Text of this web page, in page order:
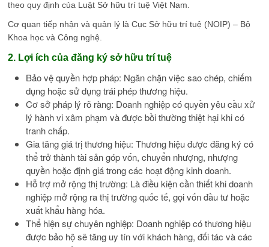
theo quy định của Luật Sở hữu trí tuệ Việt Nam.
Cơ quan tiếp nhận và quản lý là Cục Sở hữu trí tuệ (NOIP) – Bộ
Khoa học và Công nghệ.
2. Lợi ích của đăng ký sở hữu trí tuệ
Bảo vệ quyền hợp pháp: Ngăn chặn việc sao chép, chiếm
dụng hoặc sử dụng trái phép thương hiệu.
Cơ sở pháp lý rõ ràng: Doanh nghiệp có quyền yêu cầu xử
lý hành vi xâm phạm và được bồi thường thiệt hại khi có
tranh chấp.
Gia tăng giá trị thương hiệu: Thương hiệu được đăng ký có
thể trở thành tài sản góp vốn, chuyển nhượng, nhượng
quyền hoặc định giá trong các hoạt động kinh doanh.
Hỗ trợ mở rộng thị trường: Là điều kiện cần thiết khi doanh
nghiệp mở rộng ra thị trường quốc tế, gọi vốn đầu tư hoặc
xuất khẩu hàng hóa.
Thể hiện sự chuyên nghiệp: Doanh nghiệp có thương hiệu
được bảo hộ sẽ tăng uy tín với khách hàng, đối tác và các